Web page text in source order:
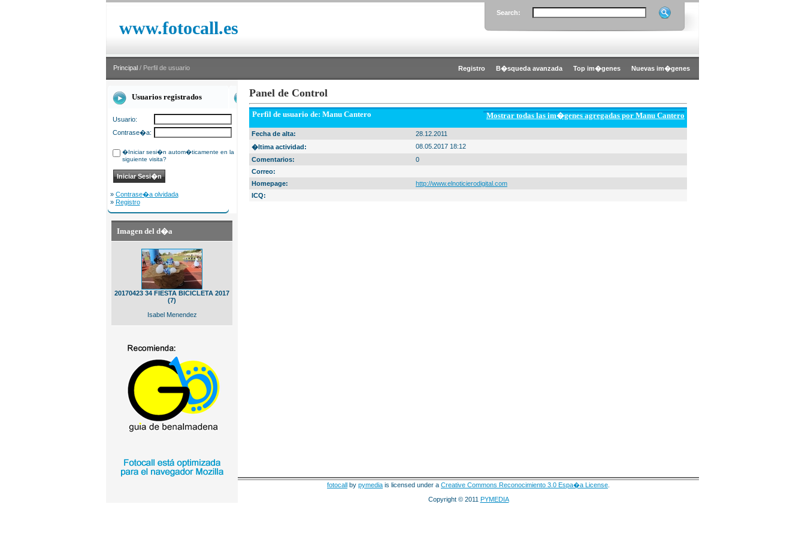
www.fotocall.es
Search:
Principal / Perfil de usuario Registro B�squeda avanzada Top im�genes Nuevas im�genes
Usuarios registrados
Usuario:
Contrase�a:
�Iniciar sesi�n autom�ticamente en la
siguiente visita?
» Contrase�a olvidada
» Registro
Imagen del d�a
20170423 34 FIESTA BICICLETA 2017
(7)
Isabel Menendez
Panel de Control
Perfil de usuario de: Manu Cantero Mostrar todas las im�genes agregadas por Manu Cantero
Fecha de alta:
28.12.2011
�ltima actividad:
08.05.2017 18:12
Comentarios:
0
Correo:
Homepage:
http://www.elnoticierodigital.com
ICQ:
fotocall by pymedia is licensed under a Creative Commons Reconocimiento 3.0 Espa�a License
Copyright © 2011 PYMEDIA